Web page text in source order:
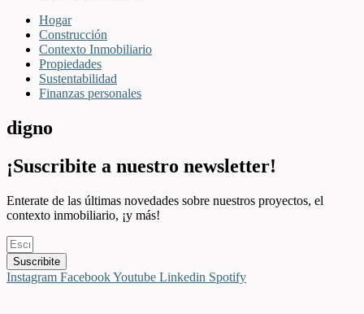
Hogar
Construcción
Contexto Inmobiliario
Propiedades
Sustentabilidad
Finanzas personales
digno
¡Suscribite a nuestro newsletter!
Enterate de las últimas novedades sobre nuestros proyectos, el
contexto inmobiliario, ¡y más!
Suscribite
Instagram FacebookYoutube Linkedin Spotify